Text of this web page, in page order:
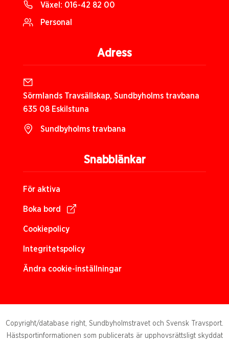
Snabblänkar
För aktiva
Boka bord
Cookiepolicy
Integritetspolicy
Ändra cookie-inställningar
Växel: 016-42 82 00
Personal
Adress
Sörmlands Travsällskap, Sundbyholms travbana
635 08 Eskilstuna
Sundbyholms travbana
Copyright/database right, Sundbyholmstravet och Svensk Travsport.
Hästsportinformationen som publicerats är upphovsrättsligt skyddat